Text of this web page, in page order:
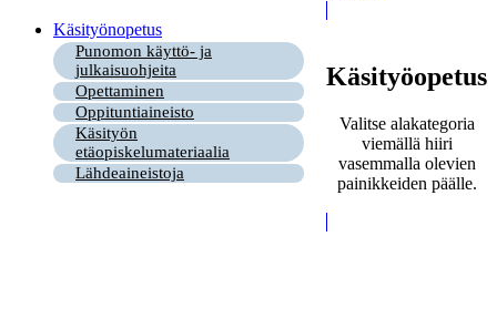
Käsityönopetus
Punomon käyttö- ja
julkaisuohjeita
Opettaminen
Oppituntiaineisto
Käsityön
etäopiskelumateriaalia
Lähdeaineistoja
Käsityöopetus
Valitse alakategoria
viemällä hiiri
vasemmalla olevien
painikkeiden päälle.